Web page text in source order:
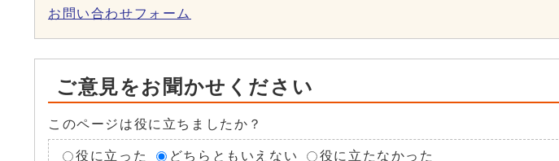
お問い合わせフォーム
ご意見をお聞かせください
このページは役に立ちましたか？
役に立った どちらともいえない 役に立たなかった